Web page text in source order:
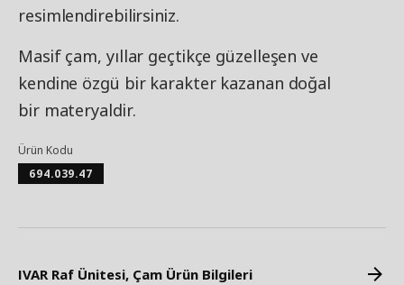
resimlendirebilirsiniz.
Masif çam, yıllar geçtikçe güzelleşen ve
kendine özgü bir karakter kazanan doğal
bir materyaldir.
Ürün Kodu
694.039.47
IVAR Raf Ünitesi, Çam Ürün Bilgileri